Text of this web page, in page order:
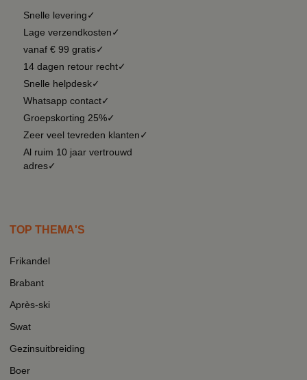
Snelle levering✓
Lage verzendkosten✓
vanaf € 99 gratis✓
14 dagen retour recht✓
Snelle helpdesk✓
Whatsapp contact✓
Groepskorting 25%✓
Zeer veel tevreden klanten✓
Al ruim 10 jaar vertrouwd
adres✓
TOP THEMA'S
Frikandel
Brabant
Après-ski
Swat
Gezinsuitbreiding
Boer